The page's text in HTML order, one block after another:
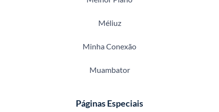
Méliuz
Minha Conexão
Muambator
Páginas Especiais